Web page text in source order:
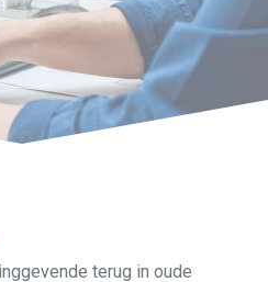
terug in oude